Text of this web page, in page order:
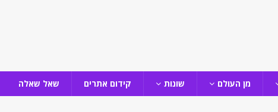
מן העולם שונות קידום אתרים שאל שאלה